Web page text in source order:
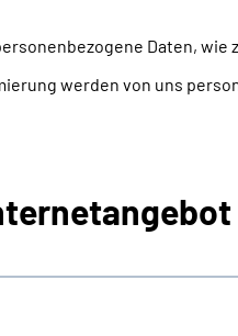
Daten,
werden von uns